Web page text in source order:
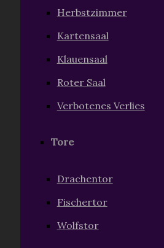
Herbstzimmer
Kartensaal
Klauensaal
Roter Saal
Verbotenes Verlies
Tore
Drachentor
Fischertor
Wolfstor